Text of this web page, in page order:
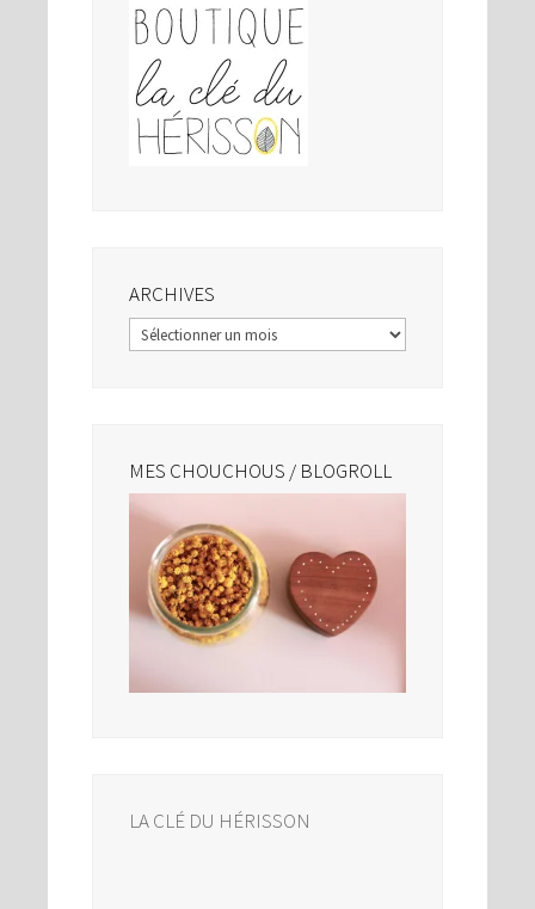
ARCHIVES
Archives
MES CHOUCHOUS / BLOGROLL
LA CLÉ DU HÉRISSON